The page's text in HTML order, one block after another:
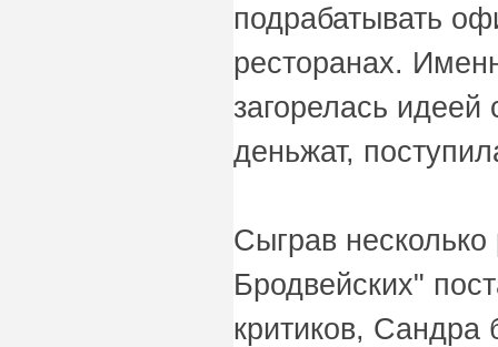
подрабатывать
ресторанах.
загорелась идеей
деньжат,
Сыграв
Бродвейских"
критиков, Сандра